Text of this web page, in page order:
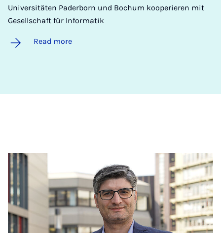
Universitäten Paderborn und Bochum kooperieren mit
Gesellschaft für Informatik
Read more